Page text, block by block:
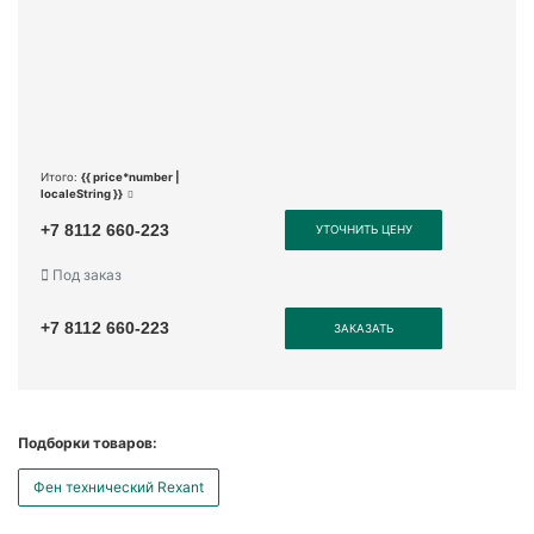
Итого: {{ price*number |
localeString }}
+7 8112 660-223 УТОЧНИТЬ ЦЕНУ
Под заказ
+7 8112 660-223 ЗАКАЗАТЬ
Подборки товаров:
Фен технический Rexant